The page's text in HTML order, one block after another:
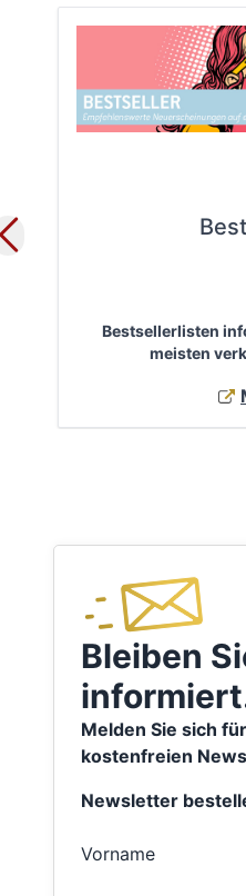
Bestsellerlisten
meisten
Bleiben
Melden Sie sich
kostenfreien